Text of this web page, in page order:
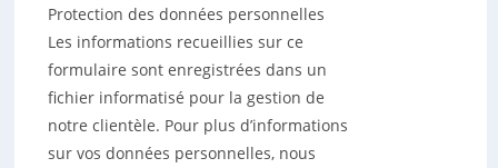
Section
Protection des données personnelles
Les informations recueillies sur ce
formulaire sont enregistrées dans un
fichier informatisé pour la gestion de
notre clientèle. Pour plus d’informations
sur vos données personnelles, nous